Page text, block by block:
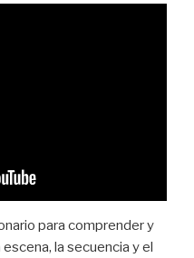
para comprender y
la secuencia y el